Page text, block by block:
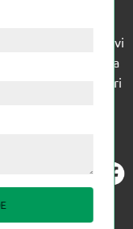
till
träindustrin tillför vi
timmerplanen hela
till övrig industri
med
och lager.